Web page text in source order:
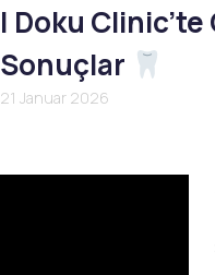
| Doku
Sonuçlar
21 Januar 2026